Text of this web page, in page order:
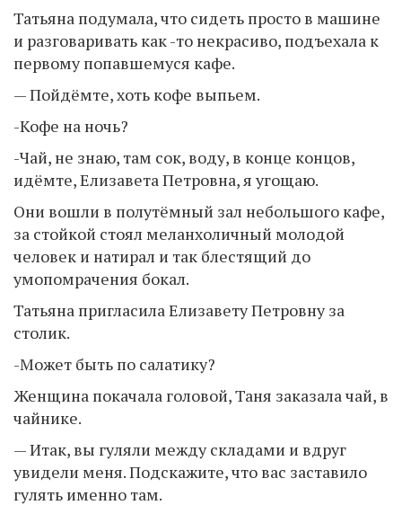
Татьяна подумала, что сидеть просто в машине
и разговаривать как -то некрасиво, подъехала к
первому попавшемуся кафе.
— Пойдёмте, хоть кофе выпьем.
-Кофе на ночь?
-Чай, не знаю, там сок, воду, в конце концов,
идёмте, Елизавета Петровна, я угощаю.
Они вошли в полутёмный зал небольшого кафе,
за стойкой стоял меланхоличный молодой
человек и натирал и так блестящий до
умопомрачения бокал.
Татьяна пригласила Елизавету Петровну за
столик.
-Может быть по салатику?
Женщина покачала головой, Таня заказала чай, в
чайнике.
— Итак, вы гуляли между складами и вдруг
увидели меня. Подскажите, что вас заставило
гулять именно там.